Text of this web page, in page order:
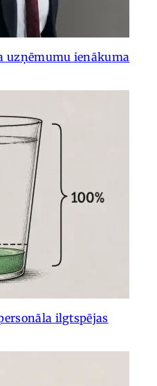
uzņēmumu ienākuma
ilgtspējas